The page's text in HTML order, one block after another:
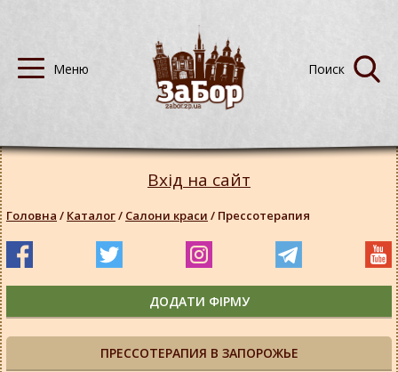
ПРЕССОТЕРАПИЯ В ЗАПОРОЖЬЕ
Вхід на сайт
Головна / Каталог/ Салони краси / Прессотерапия
ДОДАТИ ФІРМУ